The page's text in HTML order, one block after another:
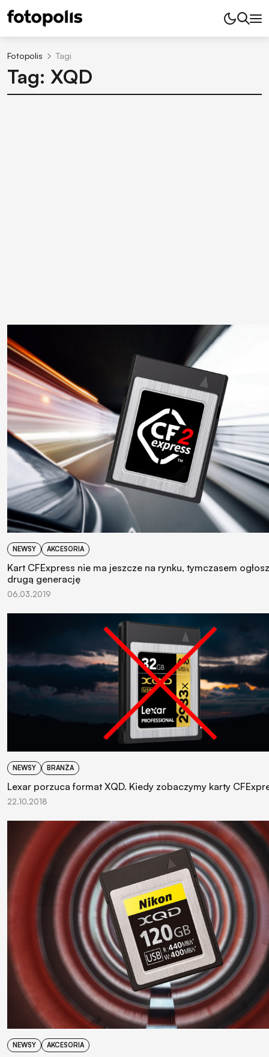
Fotopolis Tagi
Tag: XQD
NEWSY AKCESORIA
Kart CFExpress nie ma jeszcze na rynku, tymczasem
drugą generację
06.03.2019
NEWSY BRANŻA
Lexar porzuca format XQD. Kiedy zobaczymy karty
22.10.2018
NEWSY AKCESORIA